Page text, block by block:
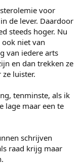
voor
de lever. Daardoor
steeds hoger. Nu
niet van
van iedere arts
en dan trekken ze
luister.
tenminste, als ik
lage maar een te
schrijven
raad krijg maar